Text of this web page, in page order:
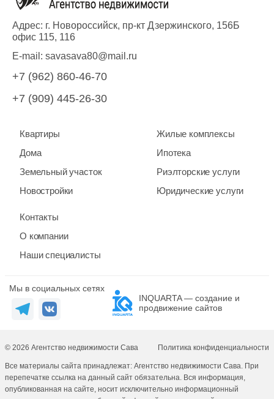
Адрес: г. Новороссийск, пр-кт Дзержинского, 156Б
офис 115, 116
E-mail: savasava80@mail.ru
+7 (962) 860-46-70
+7 (909) 445-26-30
Квартиры
Дома
Земельный участок
Новостройки
Жилые комплексы
Ипотека
Риэлторские услуги
Юридические услуги
Контакты
О компании
Наши специалисты
Мы в социальных сетях
INQUARTA — создание и
продвижение сайтов
© 2026 Агентство недвижимости Сава Политика конфиденциальности
Все материалы сайта принадлежат: Агентство недвижимости Сава. При
перепечатке ссылка на данный сайт обязательна. Вся информация,
опубликованная на сайте, носит исключительно информационный